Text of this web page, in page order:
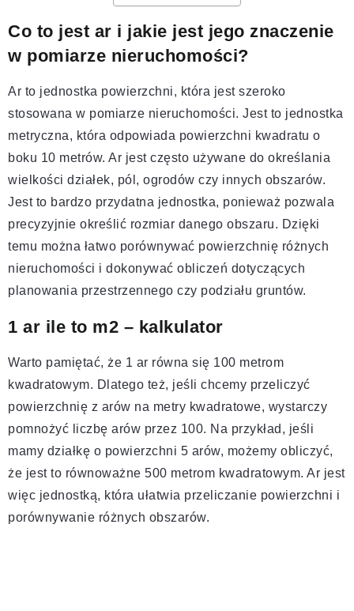
Co to jest ar i jakie jest jego znaczenie
w pomiarze nieruchomości?
Ar to jednostka powierzchni, która jest szeroko
stosowana w pomiarze nieruchomości. Jest to jednostka
metryczna, która odpowiada powierzchni kwadratu o
boku 10 metrów. Ar jest często używane do określania
wielkości działek, pól, ogrodów czy innych obszarów.
Jest to bardzo przydatna jednostka, ponieważ pozwala
precyzyjnie określić rozmiar danego obszaru. Dzięki
temu można łatwo porównywać powierzchnię różnych
nieruchomości i dokonywać obliczeń dotyczących
planowania przestrzennego czy podziału gruntów.
1 ar ile to m2 – kalkulator
Warto pamiętać, że 1 ar równa się 100 metrom
kwadratowym. Dlatego też, jeśli chcemy przeliczyć
powierzchnię z arów na metry kwadratowe, wystarczy
pomnożyć liczbę arów przez 100. Na przykład, jeśli
mamy działkę o powierzchni 5 arów, możemy obliczyć,
że jest to równoważne 500 metrom kwadratowym. Ar jest
więc jednostką, która ułatwia przeliczanie powierzchni i
porównywanie różnych obszarów.